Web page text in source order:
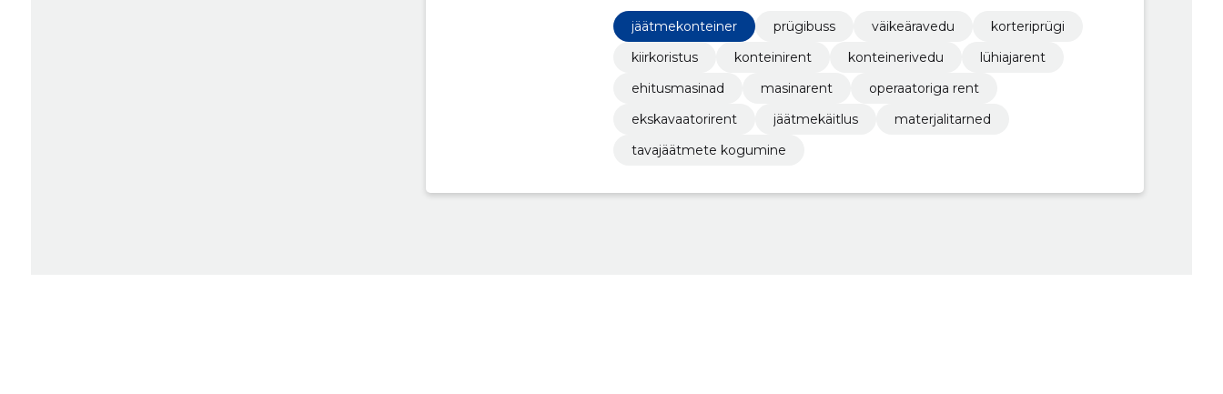
jäätmekonteiner prügibuss väikeäravedu
korteriprügi
kiirkoristus
konteinirent konteinerivedu
lühiajarent
ehitusmasinad
masinarent
operaatoriga rent
ekskavaatorirent
jäätmekäitlus
materjalitarned
tavajäätmete kogumine